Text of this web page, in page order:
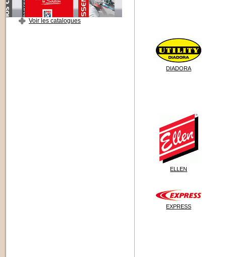
Voir les catalogues
DIADORA
ELLEN
EXPRESS